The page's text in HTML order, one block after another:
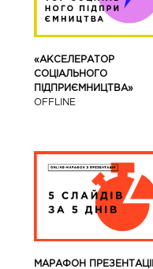
«АКСЕЛЕРАТОР
СОЦІАЛЬНОГО
ПІДПРИЄМНИЦТВА»
OFFLINE
МАРАФОН